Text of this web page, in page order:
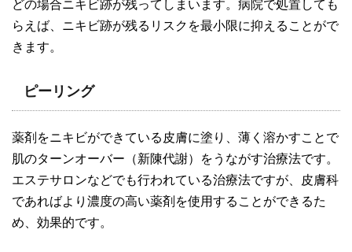
どの場合ニキビ跡が残ってしまいます。病院で処置しても
らえば、ニキビ跡が残るリスクを最小限に抑えることがで
きます。
ピーリング
薬剤をニキビができている皮膚に塗り、薄く溶かすことで
肌のターンオーバー（新陳代謝）をうながす治療法です。
エステサロンなどでも行われている治療法ですが、皮膚科
であればより濃度の高い薬剤を使用することができるた
め、効果的です。